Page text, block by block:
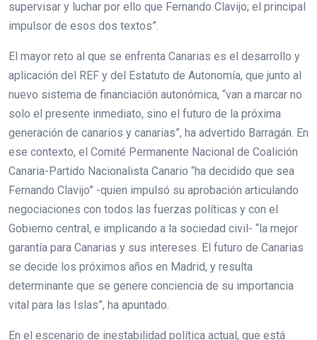
supervisar y luchar por ello que Fernando Clavijo; el principal
impulsor de esos dos textos”.
El mayor reto al que se enfrenta Canarias es el desarrollo y
aplicación del REF y del Estatuto de Autonomía, que junto al
nuevo sistema de financiación autonómica, “van a marcar no
solo el presente inmediato, sino el futuro de la próxima
generación de canarios y canarias”, ha advertido Barragán. En
ese contexto, el Comité Permanente Nacional de Coalición
Canaria-Partido Nacionalista Canario “ha decidido que sea
Fernando Clavijo” -quien impulsó su aprobación articulando
negociaciones con todos las fuerzas políticas y con el
Gobierno central, e implicando a la sociedad civil- “la mejor
garantía para Canarias y sus intereses. El futuro de Canarias
se decide los próximos años en Madrid, y resulta
determinante que se genere conciencia de su importancia
vital para las Islas”, ha apuntado.
En el escenario de inestabilidad política actual, que está